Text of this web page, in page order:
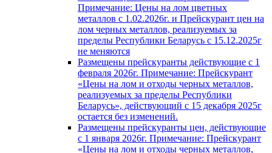
Примечание: Цены на лом цветных
металлов с 1.02.2026г. и Прейскурант цен на
лом черных металлов, реализуемых за
пределы Республики Беларусь с 15.12.2025г
не меняются
Размещены прейскуранты действующие с 1
февраля 2026г. Примечание: Прейскурант
«Цены на лом и отходы черных металлов,
реализуемых за пределы Республики
Беларусь», действующий с 15 декабря 2025г
остается без изменений.
Размещены прейскуранты цен, действующие
с 1 января 2026г. Примечание: Прейскурант
«Цены на лом и отходы черных металлов,